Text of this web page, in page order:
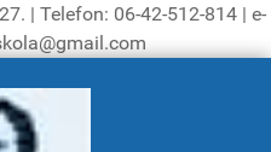
| Telefon: 06-42-512-814 | e-